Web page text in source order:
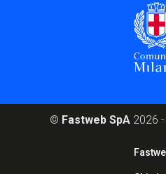
© Fastweb SpA 2026